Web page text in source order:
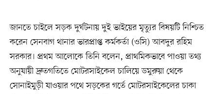
জানতে চাইলে সড়ক দুর্ঘটনায় দুই ভাইয়ের মৃত্যুর বিষয়টি নিশ্চিত
করেন সেনবাগ থানার ভারপ্রাপ্ত কর্মকর্তা (ওসি) আবদুর রহিম
সরকার। প্রথম আলোকে তিনি বলেন, প্রাথমিকভাবে পাওয়া তথ্য
অনুযায়ী দ্রুতগতিতে মোটরসাইকেল চালিয়ে ডমুরুয়া থেকে
সোনাইমুড়ী যাওয়ার পথে সড়কের গর্তে মোটরসাইকেলের চাকা